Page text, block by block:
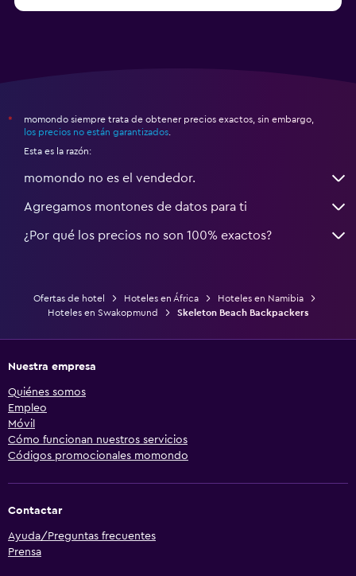
*
momondo siempre trata de obtener precios exactos, sin embargo,
los precios no están garantizados
Esta es la razón:
momondo no es el vendedor.
Agregamos montones de datos para ti
¿Por qué los precios no son 100% exactos?
Ofertas de hotel Hoteles en África
Hoteles en Namibia
Hoteles en Swakopmund
Skeleton Beach Backpackers
Nuestra empresa
Quiénes somos
Empleo
Móvil
Cómo funcionan nuestros servicios
Códigos promocionales momondo
Contactar
Ayuda/Preguntas frecuentes
Prensa